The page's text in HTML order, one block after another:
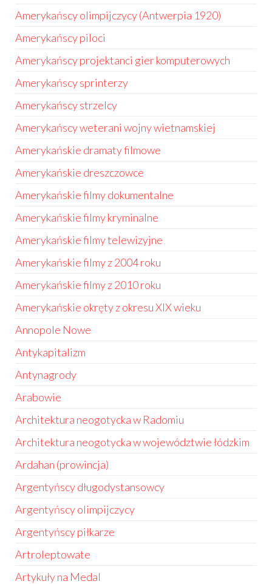
Amerykańscy olimpijczycy (Antwerpia 1920)
Amerykańscy piloci
Amerykańscy projektanci gier komputerowych
Amerykańscy sprinterzy
Amerykańscy strzelcy
Amerykańscy weterani wojny wietnamskiej
Amerykańskie dramaty filmowe
Amerykańskie dreszczowce
Amerykańskie filmy dokumentalne
Amerykańskie filmy kryminalne
Amerykańskie filmy telewizyjne
Amerykańskie filmy z 2004 roku
Amerykańskie filmy z 2010 roku
Amerykańskie okręty z okresu XIX wieku
Annopole Nowe
Antykapitalizm
Antynagrody
Arabowie
Architektura neogotycka w Radomiu
Architektura neogotycka w województwie łódzkim
Ardahan (prowincja)
Argentyńscy długodystansowcy
Argentyńscy olimpijczycy
Argentyńscy piłkarze
Artroleptowate
Artykuły na Medal